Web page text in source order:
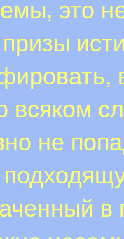
это
всяком
не
в